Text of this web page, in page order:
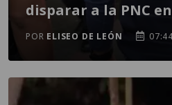
disparar a la PNC
POR ELISEO DE LEÓN